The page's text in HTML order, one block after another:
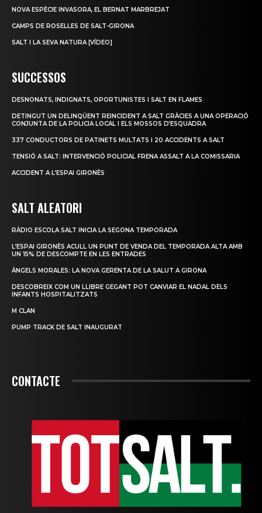
NOVA ESPÈCIE INVASORA, EL BERNAT MARBREJAT
CAMPS DE ROSELLES DE SALT-GIRONA
SALT I LA SEVA NATURA [VÍDEO]
SUCCESSOS
DESNONATS, INDIGNATS, OPORTUNISTES I SALT EN FLAMES
DETINGUT UN DELINQÜENT REINCIDENT A SALT GRÀCIES A UNA OPERACIÓ
CONJUNTA DE LA POLICIA LOCAL I ELS MOSSOS D’ESQUADRA
337 CONDUCTORS DE PATINETS MULTATS I 20 ACCIDENTS A SALT
TENSIÓ A SALT: INTERVENCIÓ POLICIAL FRENA ASSALT A LA COMISSARIA
ACCIDENT A L’ESPAI GIRONÈS
SALT ALEATORI
RÀDIO ESCOLA SALT INICIA LA SEGONA TEMPORADA
L’ESPAI GIRONÈS ACULL UN PUNT DE VENDA DEL TEMPORADA ALTA AMB
UN 15% DE DESCOMPTE EN LES ENTRADES
ÀNGELS MORALES: LA NOVA GERENTA DE LA SALUT A GIRONA
DESCOBREIX COM UN LLIBRE GEGANT POT CANVIAR EL NADAL DELS
INFANTS HOSPITALITZATS
M CLAN
PUMP TRACK DE SALT INAUGURAT
CONTACTE